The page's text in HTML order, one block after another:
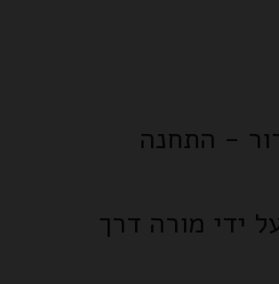
- התחנה
ידי מורה דרך